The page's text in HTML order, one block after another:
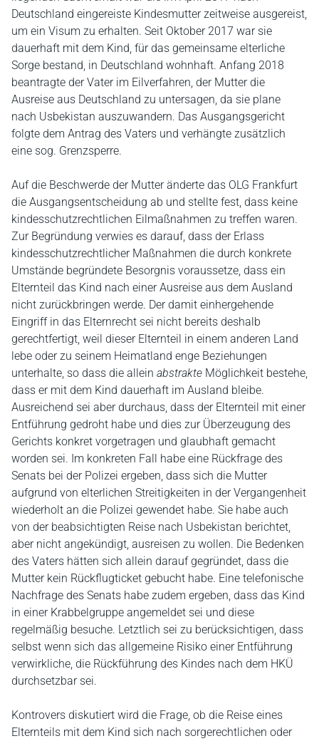
Deutschland eingereiste Kindesmutter zeitweise ausgereist,
um ein Visum zu erhalten. Seit Oktober 2017 war sie
dauerhaft mit dem Kind, für das gemeinsame elterliche
Sorge bestand, in Deutschland wohnhaft. Anfang 2018
beantragte der Vater im Eilverfahren, der Mutter die
Ausreise aus Deutschland zu untersagen, da sie plane
nach Usbekistan auszuwandern. Das Ausgangsgericht
folgte dem Antrag des Vaters und verhängte zusätzlich
eine sog. Grenzsperre.
Auf die Beschwerde der Mutter änderte das OLG Frankfurt
die Ausgangsentscheidung ab und stellte fest, dass keine
kindesschutzrechtlichen Eilmaßnahmen zu treffen waren.
Zur Begründung verwies es darauf, dass der Erlass
kindesschutzrechtlicher Maßnahmen die durch konkrete
Umstände begründete Besorgnis voraussetze, dass ein
Elternteil das Kind nach einer Ausreise aus dem Ausland
nicht zurückbringen werde. Der damit einhergehende
Eingriff in das Elternrecht sei nicht bereits deshalb
gerechtfertigt, weil dieser Elternteil in einem anderen Land
lebe oder zu seinem Heimatland enge Beziehungen
unterhalte, so dass die allein abstrakte Möglichkeit bestehe,
dass er mit dem Kind dauerhaft im Ausland bleibe.
Ausreichend sei aber durchaus, dass der Elternteil mit einer
Entführung gedroht habe und dies zur Überzeugung des
Gerichts konkret vorgetragen und glaubhaft gemacht
worden sei. Im konkreten Fall habe eine Rückfrage des
Senats bei der Polizei ergeben, dass sich die Mutter
aufgrund von elterlichen Streitigkeiten in der Vergangenheit
wiederholt an die Polizei gewendet habe. Sie habe auch
von der beabsichtigten Reise nach Usbekistan berichtet,
aber nicht angekündigt, ausreisen zu wollen. Die Bedenken
des Vaters hätten sich allein darauf gegründet, dass die
Mutter kein Rückflugticket gebucht habe. Eine telefonische
Nachfrage des Senats habe zudem ergeben, dass das Kind
in einer Krabbelgruppe angemeldet sei und diese
regelmäßig besuche. Letztlich sei zu berücksichtigen, dass
selbst wenn sich das allgemeine Risiko einer Entführung
verwirkliche, die Rückführung des Kindes nach dem HKÜ
durchsetzbar sei.
Kontrovers diskutiert wird die Frage, ob die Reise eines
Elternteils mit dem Kind sich nach sorgerechtlichen oder